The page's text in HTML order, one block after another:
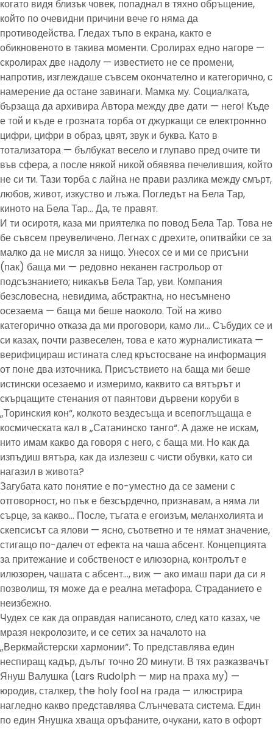
когато видя близък човек, попаднал в тяхно обръщение,
който по очевидни причини вече го няма да
противодейства. Гледах тъпо в екрана, както е
обикновеното в такива моменти. Сролирах едно нагоре —
скролирах две надолу — известието не се промени,
напротив, изглеждаше съвсем окончателно и категорично, с
намерение да остане завинаги. Мамка му. Социалката,
бързаща да архивира Автора между две дати — него! Къде
е той и къде е грозната торба от джуркащи се електроннно
цифри, цифри в образ, цвят, звук и буква. Като в
тотализатора — бълбукат весело и глупаво пред очите ти
във сфера, а после някой никой обявява печелившия, който
не си ти. Тази торба с лайна не прави разлика между смърт,
любов, живот, изкуство и лъжа. Погледът на Бела Тар,
киното на Бела Тар… Да, те правят.
И ти осиротя, каза ми приятелка по повод Бела Тар. Това не
бе съвсем преувеличено. Легнах с дрехите, опитвайки се за
малко да не мисля за нищо. Унесох се и ми се присъни
(пак) баща ми — редовно неканен гастрольор от
подсъзнанието; никакъв Бела Тар, уви. Компания
безсловесна, невидима, абстрактна, но несъмнено
осезаема — баща ми беше наоколо. Той на живо
категорично отказа да ми проговори, камо ли… Събудих се и
си казах, почти развеселен, това е като журналистиката —
верифицираш истината след кръстосване на информация
от поне два източника. Присъствието на баща ми беше
истински осезаемо и измеримо, каквито са вятърът и
скърцащите стенания от паянтови дървени коруби в
„Торинския кон“, колкото вездесъща и всепоглъщаща е
космическата кал в „Сатанинско танго“. А даже не искам,
нито имам какво да говоря с него, с баща ми. Но как да
изпъдиш вятъра, как да излезеш с чисти обувки, като си
нагазил в живота?
Загубата като понятие е по-уместно да се замени с
отговорност, но пък е безсърдечно, признавам, а няма ли
сърце, за какво… После, тъгата е егоизъм, меланхолията и
скепсисът са ялови — ясно, съответно и те нямат значение,
стигащо по-далеч от ефекта на чаша абсент. Концепцията
за притежание и собственост е илюзорна, контролът е
илюзорен, чашата с абсент…, виж — ако имаш пари да си я
позволиш, тя може да е реална метафора. Страданието е
неизбежно.
Чудех се как да оправдая написаното, след като казах, че
мразя некролозите, и се сетих за началото на
„Веркмайстерски хармонии“. То представлява един
неспиращ кадър, дълъг точно 20 минути. В тях разказвачът
Януш Валушка (Lars Rudolph — мир на праха му) —
юродив, сталкер, the holy fool на града — илюстрира
нагледно какво представлява Слънчевата система. Един
по един Янушка хваща оръфаните, очукани, като в офорт